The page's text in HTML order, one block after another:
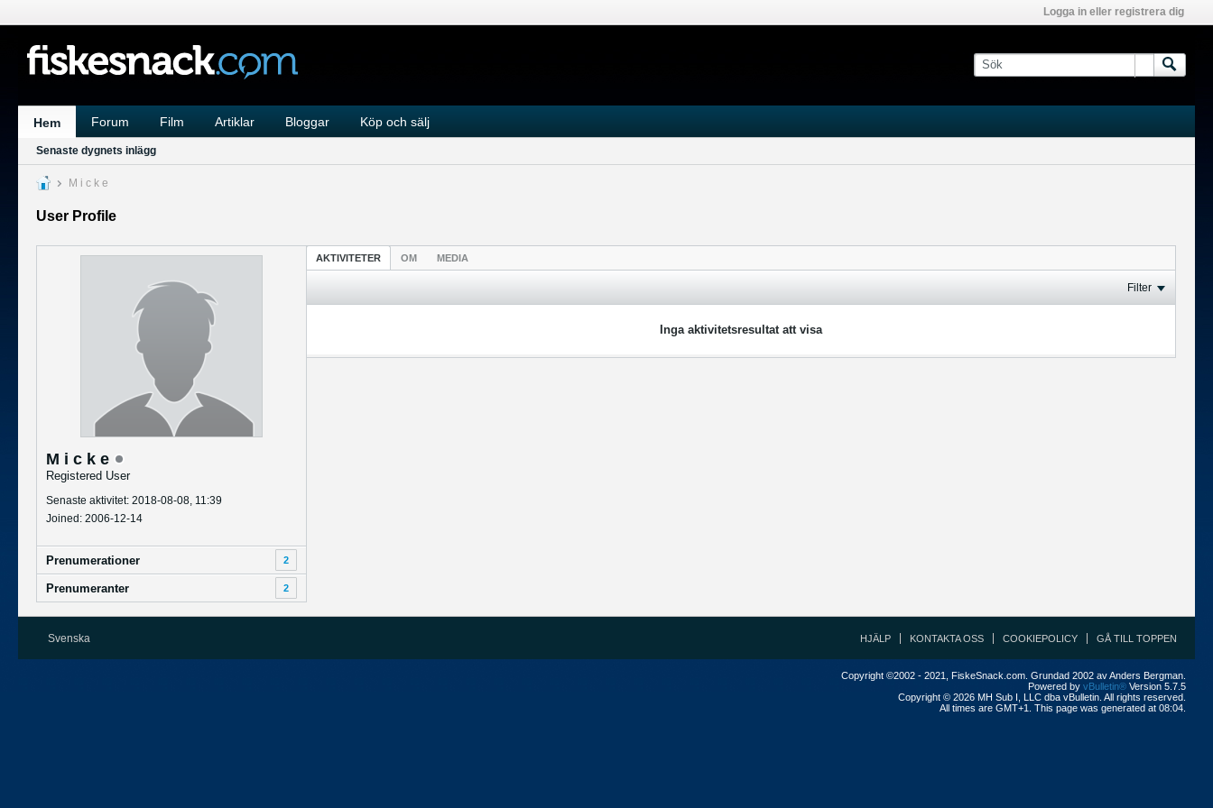
Logga in eller registrera dig
Hem Forum Film Artiklar Bloggar Köp och sälj
Senaste dygnets inlägg
M i c k e
User Profile
M i c k e
Registered User
Senaste aktivitet: 2018-08-08, 11:39
Joined: 2006-12-14
Prenumerationer 2
Prenumeranter 2
AKTIVITETER OM MEDIA
Filter
Inga aktivitetsresultat att visa
Svenska HJÄLP KONTAKTA OSS COOKIEPOLICY GÅ TILL TOPPEN
Copyright ©2002 - 2021, FiskeSnack.com. Grundad 2002 av Anders Bergman.
Powered by vBulletin® Version 5.7.5
Copyright © 2026 MH Sub I, LLC dba vBulletin. All rights reserved.
All times are GMT+1. This page was generated at 08:04.